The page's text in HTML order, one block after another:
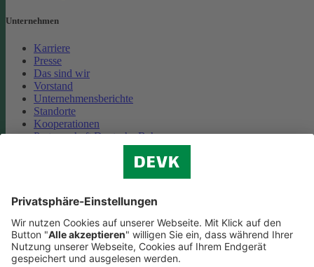
Unternehmen
Karriere
Presse
Das sind wir
Vorstand
Unternehmensberichte
Standorte
Kooperationen
Partnerschaft Deutsche Bahn
Cookie-Einstellungen
Datenschutz